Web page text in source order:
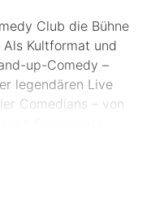
Club die Bühne
Kultformat und
up-Comedy –
legendären Live
Comedians – von